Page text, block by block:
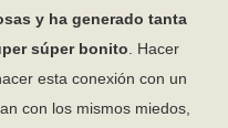
y ha generado tanta
súper bonito. Hacer
esta conexión con un
con los mismos miedos,